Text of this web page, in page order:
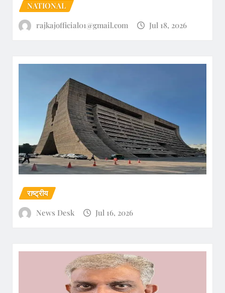
NATIONAL
rajkajofficial01@gmail.com
Jul 18, 2026
राष्ट्रीय
News Desk
Jul 16, 2026